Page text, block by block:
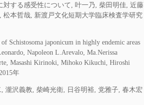
する感受性について, 叶一乃, 柴田明佳, 近藤
本哲哉, 新渡戸文化短期大学臨床検査学研究
Schistosoma japonicum in highly endemic areas
Napoleon L.Arevalo, Ma.Nerissa
Masashi Kirinoki, Mihoko Kikuchi, Hiroshi
年
瀧沢義教, 柴崎光衛, 日谷明裕, 党雅子, 春木宏